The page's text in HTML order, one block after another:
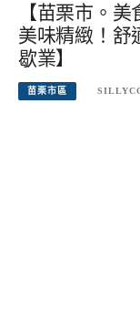
【苗栗市。美
美味精緻！舒
歇業】
苗栗市區